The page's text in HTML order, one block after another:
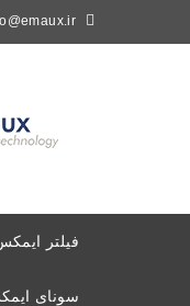
فیلتر
سونای